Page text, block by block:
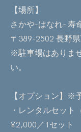
【場所】
さかや-はなれ- 寿
〒389-2502 長野
※駐車場はありま
い。
【オプション】※
・レンタルセット
¥2,000／1セット